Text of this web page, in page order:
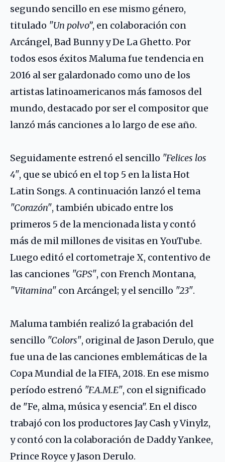
segundo sencillo en ese mismo género,
titulado "Un polvo”, en colaboración con
Arcángel, Bad BunnyyDe La Ghetto. Por
todos esos éxitos Maluma fue tendencia en
2016 al ser galardonado como uno de los
artistas latinoamericanos más famosos del
mundo, destacado por ser el compositor que
lanzó más canciones a lo largo de ese año.
Seguidamente estrenó el sencillo "Felices los
4", que se ubicó en el top 5 en la lista Hot
Latin Songs. A continuación lanzó el tema
"Corazón", también ubicado entre los
primeros 5 de la mencionada lista y contó
más de mil millones de visitas en YouTube.
Luego editó el cortometraje X, contentivo de
las canciones "GPS", conFrench Montana,
"Vitamina" conArcángel; y el sencillo "23".
Maluma también realizó la grabación del
sencillo "Colors", original de Jason Derulo, que
fue una de las canciones emblemáticas de la
Copa Mundial de la FIFA, 2018. En ese mismo
período estrenó "F.A.M.E", con el significado
de "Fe, alma, música y esencia". En el disco
trabajó con los productores Jay Cash y Vinylz,
y contó con la colaboración de Daddy Yankee,
Prince Royce y Jason Derulo.